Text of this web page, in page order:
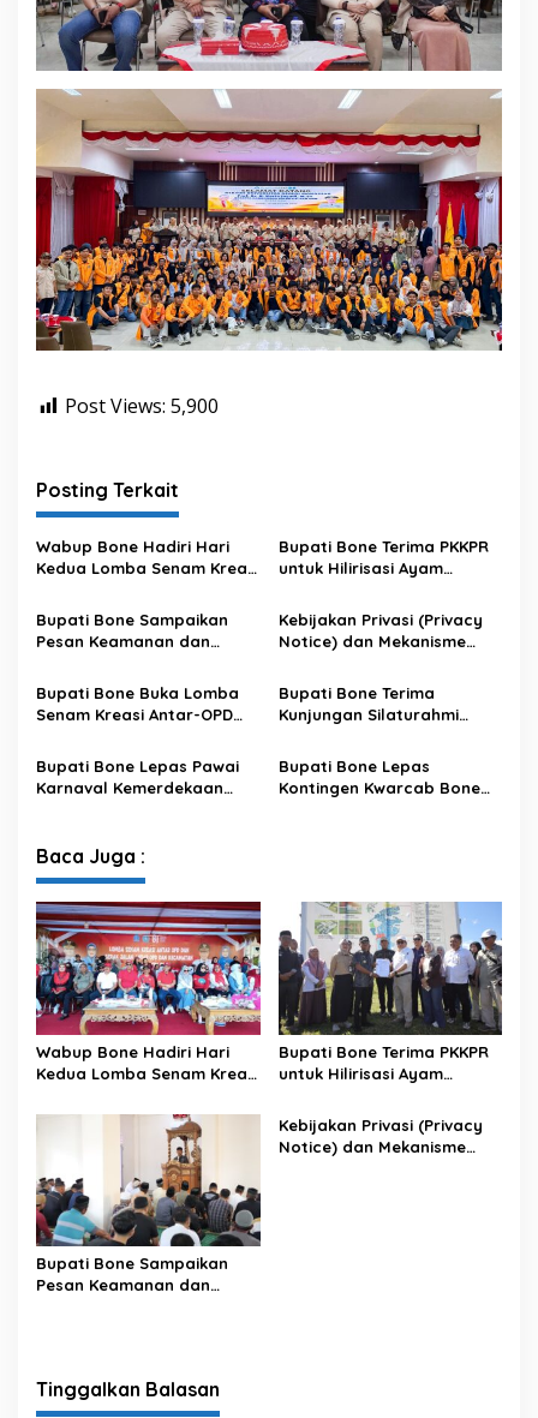
Post Views: 5,900
Posting Terkait
Wabup Bone Hadiri Hari
Kedua Lomba Senam Kreasi
Bupati Bone Terima PKKPR
untuk Hilirisasi Ayam
Bupati Bone Sampaikan
Pesan Keamanan dan
Kebijakan Privasi (Privacy
Notice) dan Mekanisme
Data pada Portal Bone
Satu Data
Bupati Bone Buka Lomba
Senam Kreasi Antar-OPD
Bupati Bone Terima
Kunjungan Silaturahmi
XIV/Hasanuddin
Bupati Bone Lepas Pawai
Karnaval Kemerdekaan
Bupati Bone Lepas
Kontingen Kwarcab Bone
Baca Juga :
Wabup Bone Hadiri Hari
Kedua Lomba Senam Kreasi
Bupati Bone Terima PKKPR
untuk Hilirisasi Ayam
Bupati Bone Sampaikan
Pesan Keamanan dan
Kebijakan Privasi (Privacy
Notice) dan Mekanisme
Tinggalkan Balasan